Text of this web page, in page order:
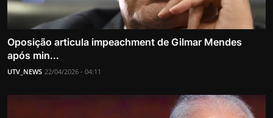
Oposição articula impeachment de Gilmar Mendes
após min...
UTV_NEWS 22/04/2026 - 04:11